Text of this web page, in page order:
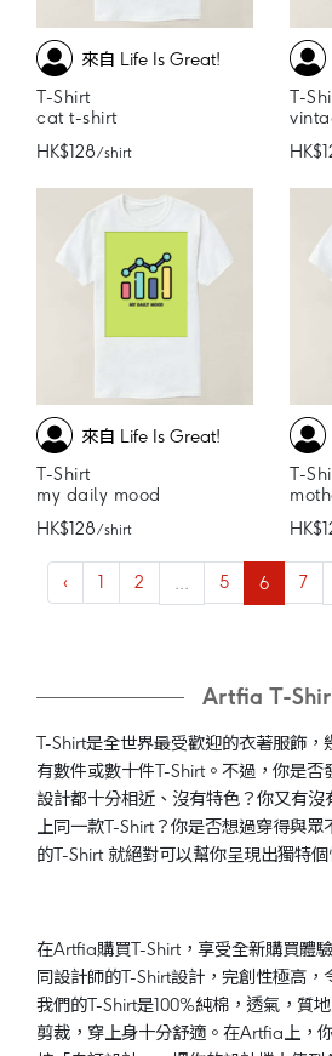
來自 Life Is Great!
T-Shirt
cat t-shirt
HK$128/ shirt
T-
來自 Life Is Great!
T-Shirt
my daily mood
HK$128/ shirt
T-
‹ 1 2 ... 5 6 7
Artfia T-
T-Shirt是全世界最受歡迎的衣著服飾，
有數件或數十件T-Shirt。不過，你是否
設計都十分相近、沒有特色？你又有
上同一款T-Shirt？你是否想過穿得與
的T-Shirt 就絕對可以幫你呈現出獨特個
在Artfia購買T-Shirt，享受全新購買體
同設計師的T-Shirt設計，完創性極高，
我們的T-Shirt是100%純棉，透氣，質
剪裁，穿上身十分舒適。在Artfia上，